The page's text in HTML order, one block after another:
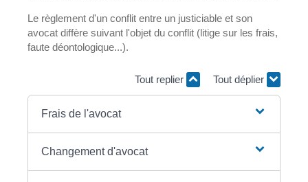
Le règlement d'un conflit entre un justiciable et son
avocat diffère suivant l'objet du conflit (litige sur les frais,
faute déontologique...).
Tout replier Tout déplier
Frais de l'avocat
Changement d'avocat